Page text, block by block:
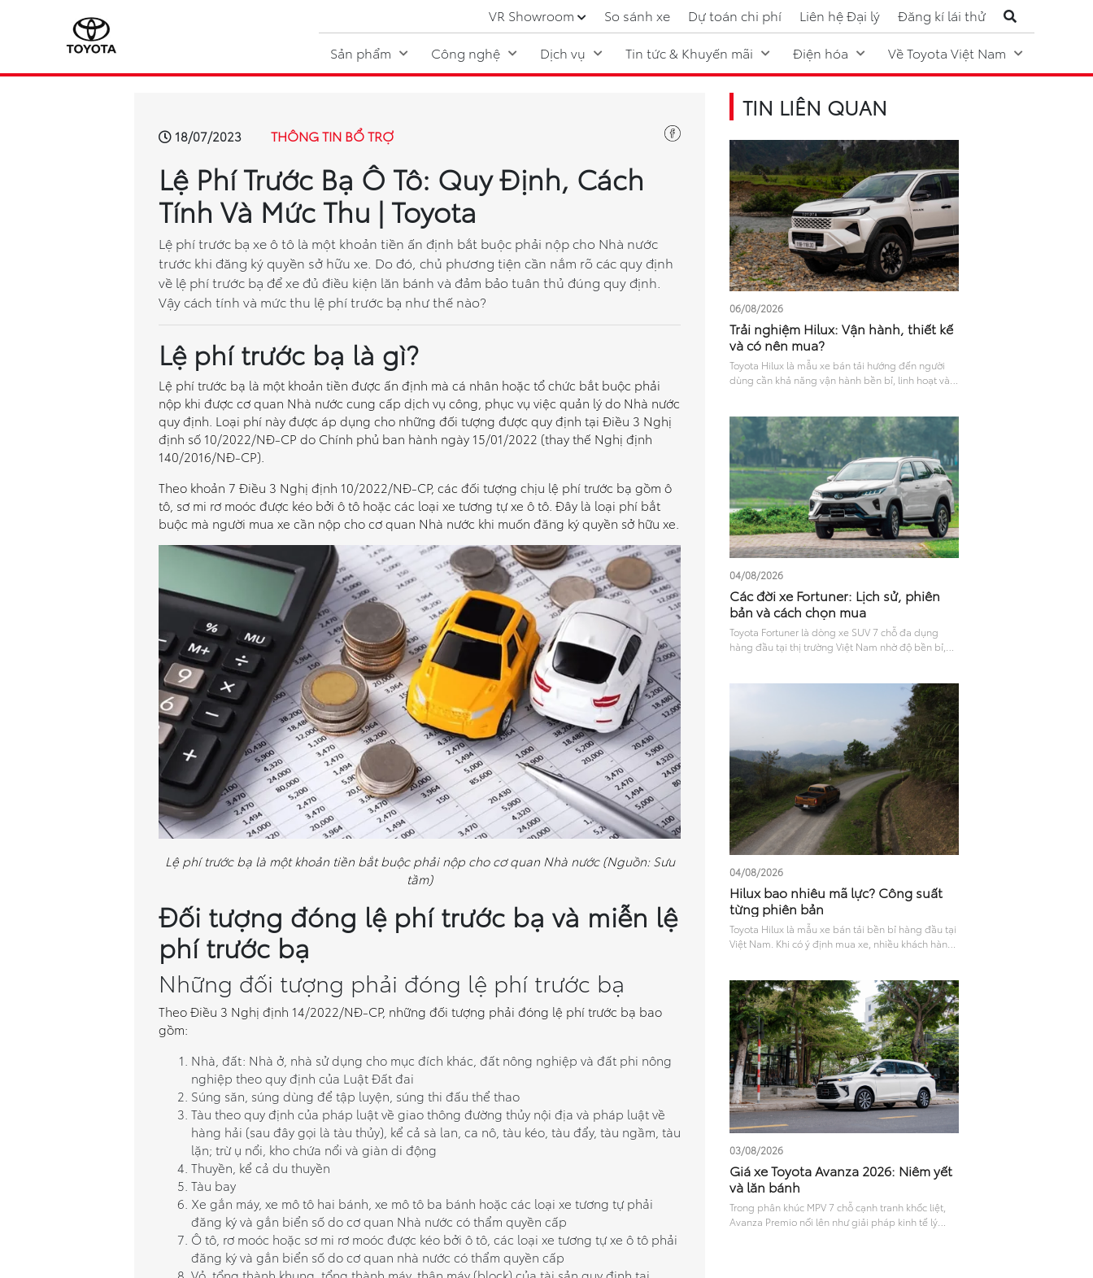
VR Showroom So sánh xe Dự toán chi phí Liên hệ Đại lý
Đăng kí lái thử
Sản phẩm
Công nghệ Dịch vụ Tin tức & Khuyến mãi Điện hóa Về Toyota Việt Nam
18/07/2023 THÔNG TIN BỔ TRỢ
Lệ Phí Trước Bạ Ô Tô: Quy Định, Cách
Tính Và Mức Thu | Toyota
Lệ phí trước bạ xe ô tô là một khoản tiền ấn định bắt buộc phải nộp cho Nhà nước
trước khi đăng ký quyền sở hữu xe. Do đó, chủ phương tiện cần nắm rõ các quy định
về lệ phí trước bạ để xe đủ điều kiện lăn bánh và đảm bảo tuân thủ đúng quy định.
Vậy cách tính và mức thu lệ phí trước bạ như thế nào?
Lệ phí trước bạ là gì?
Lệ phí trước bạ là một khoản tiền được ấn định mà cá nhân hoặc tổ chức bắt buộc phải
nộp khi được cơ quan Nhà nước cung cấp dịch vụ công, phục vụ việc quản lý do Nhà nước
quy định. Loại phí này được áp dụng cho những đối tượng được quy định tại Điều 3 Nghị
định số 10/2022/NĐ-CP do Chính phủ ban hành ngày 15/01/2022 (thay thế Nghị định
140/2016/NĐ-CP).
Theo khoản 7 Điều 3 Nghị định 10/2022/NĐ-CP, các đối tượng chịu lệ phí trước bạ gồm ô
tô, sơ mi rơ moóc được kéo bởi ô tô hoặc các loại xe tương tự xe ô tô. Đây là loại phí bắt
buộc mà người mua xe cần nộp cho cơ quan Nhà nước khi muốn đăng ký quyền sở hữu xe.
Lệ phí trước bạ là một khoản tiền bắt buộc phải nộp cho cơ quan Nhà nước (Nguồn: Sưu
tầm)
Đối tượng đóng lệ phí trước bạ và miễn lệ
phí trước bạ
Những đối tượng phải đóng lệ phí trước bạ
Theo Điều 3 Nghị định 14/2022/NĐ-CP, những đối tượng phải đóng lệ phí trước bạ bao
gồm:
Nhà, đất: Nhà ở, nhà sử dụng cho mục đích khác, đất nông nghiệp và đất phi nông
nghiệp theo quy định của Luật Đất đai
Súng săn, súng dùng để tập luyện, súng thi đấu thể thao
Tàu theo quy định của pháp luật về giao thông đường thủy nội địa và pháp luật về
hàng hải (sau đây gọi là tàu thủy), kể cả sà lan, ca nô, tàu kéo, tàu đẩy, tàu ngầm, tàu
lặn; trừ ụ nổi, kho chứa nổi và giàn di động
Thuyền, kể cả du thuyền
Tàu bay
Xe gắn máy, xe mô tô hai bánh, xe mô tô ba bánh hoặc các loại xe tương tự phải
đăng ký và gắn biển số do cơ quan Nhà nước có thẩm quyền cấp
Ô tô, rơ moóc hoặc sơ mi rơ moóc được kéo bởi ô tô, các loại xe tương tự xe ô tô phải
đăng ký và gắn biển số do cơ quan nhà nước có thẩm quyền cấp
TIN LIÊN QUAN
06/08/2026
Trải nghiệm Hilux: Vận hành, thiết kế
và có nên mua?
Toyota Hilux là mẫu xe bán tải hướng đến người
dùng cần khả năng vận hành bền bỉ, linh hoạt và
hành ổn định cùng nhiều công nghệ hỗ trợ lái và
tính năng an toàn hiện đại, Hilux được nhiều khách
hàng quan tâm khi lựa chọn xe bán tải. Bài viết
dưới đây sẽ mang đến góc nhìn tổng quan về trải
nghiệm Hilux ở các khía cạnh như ngoại thất, nội
thất, vận hành, mức tiêu hao nhiên liệu và công
nghệ an toàn, giúp người dùng có thêm cơ sở
tham khảo trước khi quyết định.
04/08/2026
Các đời xe Fortuner: Lịch sử, phiên
bản và cách chọn mua
Toyota Fortuner là dòng xe SUV 7 chỗ đa dụng
hàng đầu tại thị trường Việt Nam nhờ độ bền bỉ,
trường, Fortuner đã không ngừng cải tiến về mọi
mặt. Tìm hiểu các đời xe Fortuner tại Việt Nam qua
các mốc nâng cấp, thay đổi về thiết kế, tiện nghi,
vận hành và phiên bản hiện tại sẽ giúp bạn có cái
nhìn toàn diện để đưa ra lựa chọn phù hợp.
04/08/2026
Hilux bao nhiêu mã lực? Công suất
từng phiên bản
Toyota Hilux là mẫu xe bán tải bền bỉ hàng đầu tại
Việt Nam. Khi có ý định mua xe, nhiều khách hàng
phố? Bài viết sau sẽ phân tích chi tiết khả năng
vận hành và trang bị an toàn, giúp bạn chọn ra
phiên bản phù hợp nhất..
03/08/2026
Giá xe Toyota Avanza 2026: Niêm yết
và lăn bánh
Trong phân khúc MPV 7 chỗ cạnh tranh khốc liệt,
Avanza Premio nổi lên như giải pháp kinh tế lý